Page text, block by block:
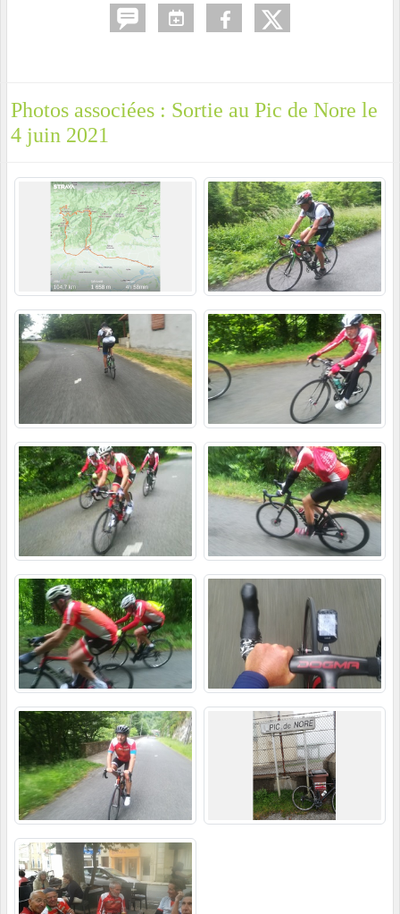
Photos associées : Sortie au Pic de Nore le
4 juin 2021